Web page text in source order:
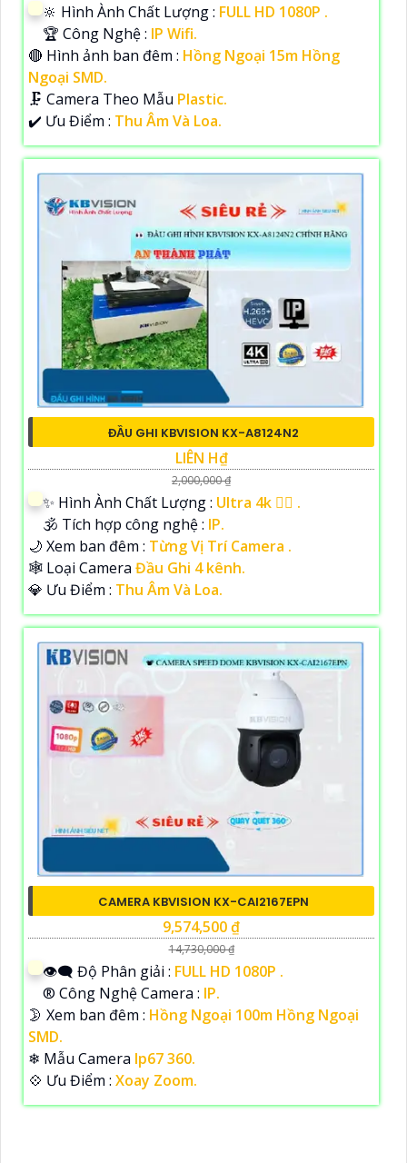
🔆 Hình Ành Chất Lượng : FULL HD 1080P .
🏆 Công Nghệ : IP Wifi.
🔴 Hình ảnh ban đêm : Hồng Ngoại 15m Hồng
Ngoại SMD.
🗜️ Camera Theo Mẫu Plastic.
️✔️ Ưu Điểm : Thu Âm Và Loa.
ĐẦU GHI KBVISION KX-A8124N2
LIÊN H₫
2,000,000 ₫
✨ Hình Ành Chất Lượng : Ultra 4k 👍🏾 .
🕉️ Tích hợp công nghệ : IP.
🌙 Xem ban đêm : Từng Vị Trí Camera .
🕸️ Loại Camera Đầu Ghi 4 kênh.
️💎 Ưu Điểm : Thu Âm Và Loa.
CAMERA KBVISION KX-CAI2167EPN
9,574,500 ₫
14,730,000 ₫
👁️‍🗨 Độ Phân giải : FULL HD 1080P .
®️ Công Nghệ Camera : IP.
🌛 Xem ban đêm : Hồng Ngoại 100m Hồng Ngoại
SMD.
❄ Mẫu Camera Ip67 360.
️💠 Ưu Điểm : Xoay Zoom.